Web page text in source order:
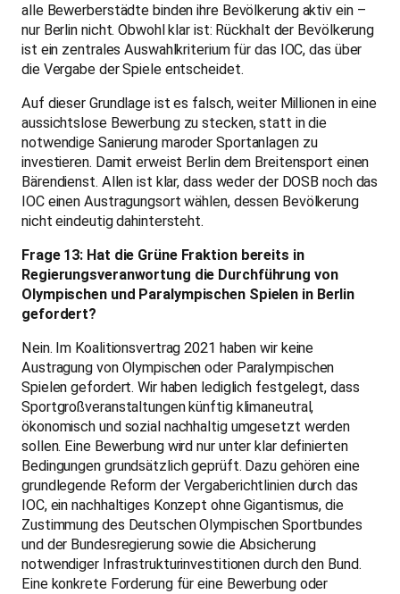
alle Bewerberstädte binden ihre Bevölkerung aktiv ein –
nur Berlin nicht. Obwohl klar ist: Rückhalt der Bevölkerung
ist ein zentrales Auswahlkriterium für das IOC, das über
die Vergabe der Spiele entscheidet.
Auf dieser Grundlage ist es falsch, weiter Millionen in eine
aussichtslose Bewerbung zu stecken, statt in die
notwendige Sanierung maroder Sportanlagen zu
investieren. Damit erweist Berlin dem Breitensport einen
Bärendienst. Allen ist klar, dass weder der DOSB noch das
IOC einen Austragungsort wählen, dessen Bevölkerung
nicht eindeutig dahintersteht.
Frage 13: Hat die Grüne Fraktion bereits in
Regierungsveranwortung die Durchführung von
Olympischen und Paralympischen Spielen in Berlin
gefordert?
Nein. Im Koalitionsvertrag 2021 haben wir keine
Austragung von Olympischen oder Paralympischen
Spielen gefordert. Wir haben lediglich festgelegt, dass
Sportgroßveranstaltungen künftig klimaneutral,
ökonomisch und sozial nachhaltig umgesetzt werden
sollen. Eine Bewerbung wird nur unter klar definierten
Bedingungen grundsätzlich geprüft. Dazu gehören eine
grundlegende Reform der Vergaberichtlinien durch das
IOC, ein nachhaltiges Konzept ohne Gigantismus, die
Zustimmung des Deutschen Olympischen Sportbundes
und der Bundesregierung sowie die Absicherung
notwendiger Infrastrukturinvestitionen durch den Bund.
Eine konkrete Forderung für eine Bewerbung oder